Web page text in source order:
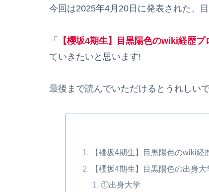
今回は2025年4月20日に発表された、
「 【櫻坂4期生】目黒陽色のwiki経歴
ていきたいと思います!
最後まで読んでいただけるとうれしいで
【櫻坂4期生】目黒陽色のwiki経
【櫻坂4期生】目黒陽色の出身
①出身大学